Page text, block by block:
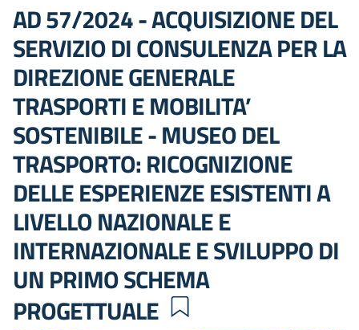
AD 57/2024 - ACQUISIZIONE DEL
SERVIZIO DI CONSULENZA PER LA
DIREZIONE GENERALE
TRASPORTI E MOBILITA’
SOSTENIBILE - MUSEO DEL
TRASPORTO: RICOGNIZIONE
DELLE ESPERIENZE ESISTENTI A
LIVELLO NAZIONALE E
INTERNAZIONALE E SVILUPPO DI
UN PRIMO SCHEMA
PROGETTUALE